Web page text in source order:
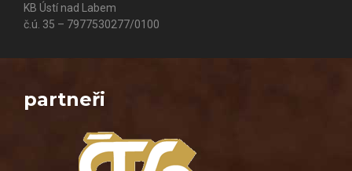
KB Ústí nad Labem
č.ú. 35 – 7977530277/0100
partneři